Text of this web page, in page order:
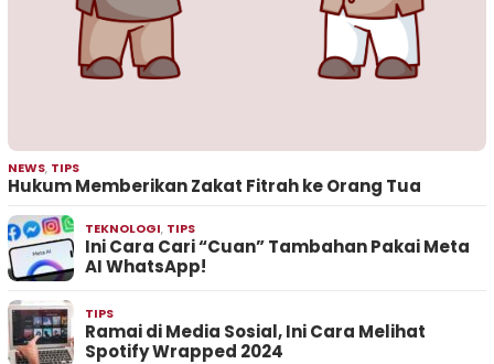
NEWS, TIPS
Hukum Memberikan Zakat Fitrah ke Orang Tua
TEKNOLOGI, TIPS
Ini Cara Cari “Cuan” Tambahan Pakai Meta
AI WhatsApp!
TIPS
Ramai di Media Sosial, Ini Cara Melihat
Spotify Wrapped 2024